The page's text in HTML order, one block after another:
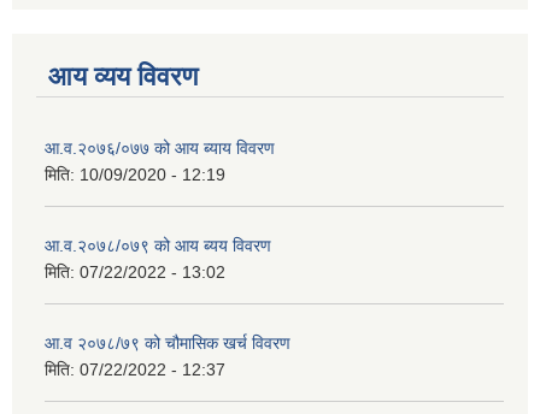
आय व्यय विवरण
आ.व.२०७६/०७७ को आय ब्याय विवरण
मिति: 10/09/2020 - 12:19
आ.व.२०७८/०७९ को आय ब्यय विवरण
मिति: 07/22/2022 - 13:02
आ.व २०७८/७९ को चौमासिक खर्च विवरण
मिति: 07/22/2022 - 12:37